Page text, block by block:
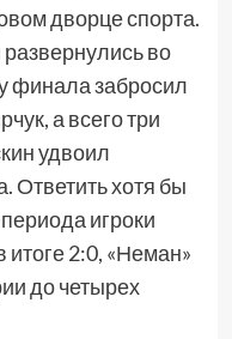
дворце спорта.
во
финала забросил
а всего три
удвоил
Ответить хотя бы
игроки
итоге 2:0, «Неман»
до четырех